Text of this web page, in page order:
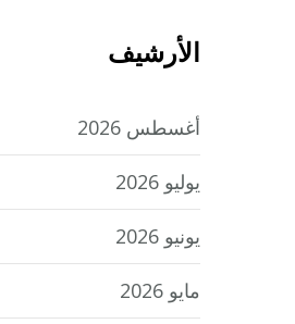
الأرشيف
أغسطس 2026
يوليو 2026
يونيو 2026
مايو 2026